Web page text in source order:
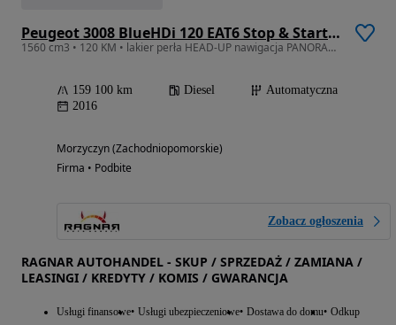
Peugeot 3008 BlueHDi 120 EAT6 Stop & Start Allure
1560 cm3 • 120 KM • lakier perła HEAD-UP nawigacja PANORAMA grzane fotele KAMERA aso LED
159 100 km Diesel
Automatyczna
2016
Morzyczyn (Zachodniopomorskie)
Firma • Podbite
Zobacz ogłoszenia
RAGNAR AUTOHANDEL - SKUP / SPRZEDAŻ / ZAMIANA /
LEASINGI / KREDYTY / KOMIS / GWARANCJA
Usługi finansowe Usługi ubezpieczeniowe Dostawa do domu Odkup